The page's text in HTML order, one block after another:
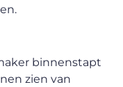
binnenstapt
zien van